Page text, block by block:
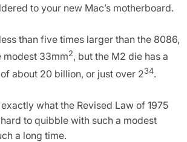
to your new Mac’s motherboard.
than five times larger than the 8086,
modest 33mm2, but the M2 die has a
about 20 billion, or just over 234.
what the Revised Law of 1975
to quibble with such a modest
a long time.